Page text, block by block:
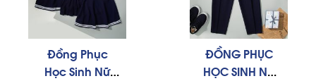
Đồng Phục
Học Sinh Nữ
ĐỒNG PHỤC
HỌC SINH NỮ